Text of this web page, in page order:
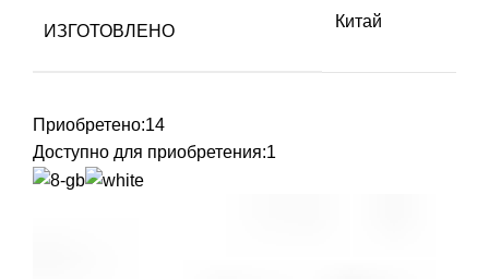
ИЗГОТОВЛЕНО
Китай
Приобретено:14
Доступно для приобретения:1